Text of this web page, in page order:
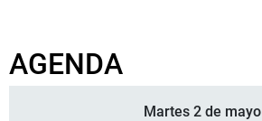
AGENDA
Martes 2 de mayo